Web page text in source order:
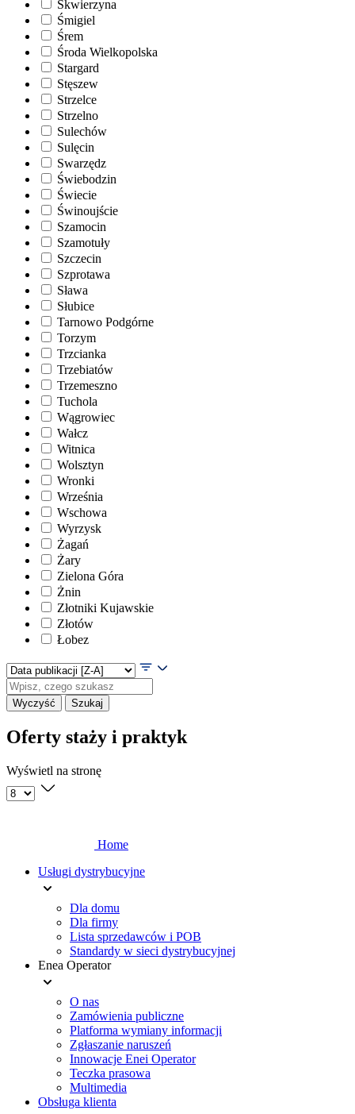
Skwierzyna
Śmigiel
Śrem
Środa Wielkopolska
Stargard
Stęszew
Strzelce
Strzelno
Sulechów
Sulęcin
Swarzędz
Świebodzin
Świecie
Świnoujście
Szamocin
Szamotuły
Szczecin
Szprotawa
Sława
Słubice
Tarnowo Podgórne
Torzym
Trzcianka
Trzebiatów
Trzemeszno
Tuchola
Wągrowiec
Wałcz
Witnica
Wolsztyn
Wronki
Września
Wschowa
Wyrzysk
Żagań
Żary
Zielona Góra
Żnin
Złotniki Kujawskie
Złotów
Łobez
Wyczyść Szukaj
Oferty staży i praktyk
Wyświetl na stronę
Home
Usługi dystrybucyjne
Dla domu
Dla firmy
Lista sprzedawców i POB
Standardy w sieci dystrybucyjnej
Enea Operator
O nas
Zamówienia publiczne
Platforma wymiany informacji
Zgłaszanie naruszeń
Innowacje Enei Operator
Teczka prasowa
Multimedia
Obsługa klienta